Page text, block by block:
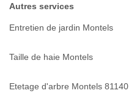
Autres services
Entretien de jardin Montels
Taille de haie Montels
Etetage d'arbre Montels 81140